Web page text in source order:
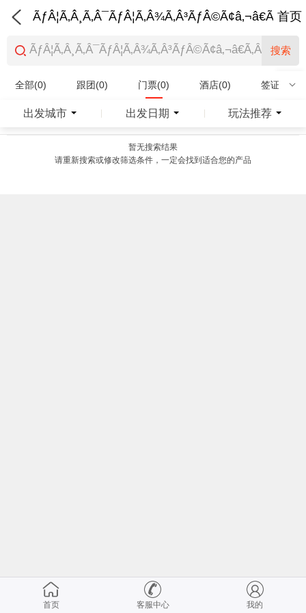
首页
搜索
全部(0) 跟团(0) 门票(0) 酒店(0) 签证(0)
特产商品(0)
出发城市 出发日期 玩法推荐
暂无搜索结果
请重新搜索或修改筛选条件，一定会找到适合您的产品
首页 客服中心 我的